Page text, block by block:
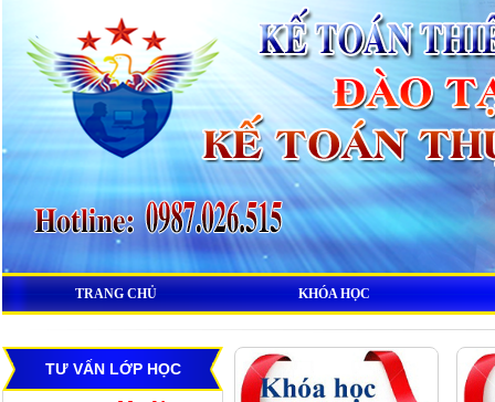
TRANG CHỦ KHÓA HỌC
TƯ VẤN LỚP HỌC